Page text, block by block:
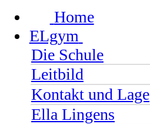
Home
ELgym
Die Schule
Leitbild
Kontakt und Lage
Ella Lingens